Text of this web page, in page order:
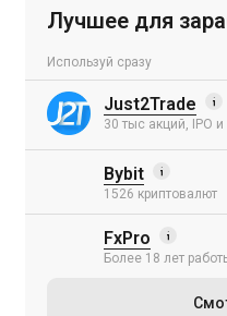
Лучшее для
Используй сразу
Just2Trade
30 тыс акций, IPO и
Bybit
1526 криптовалют
FxPro
Более 18 лет